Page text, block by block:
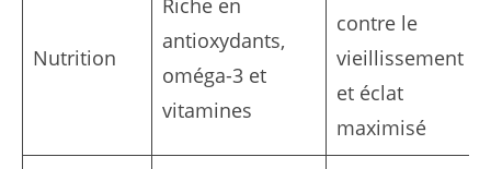
Nutrition
Riche en
antioxydants,
oméga-3 et
vitamines
contre le
vieillissement
et éclat
maximisé